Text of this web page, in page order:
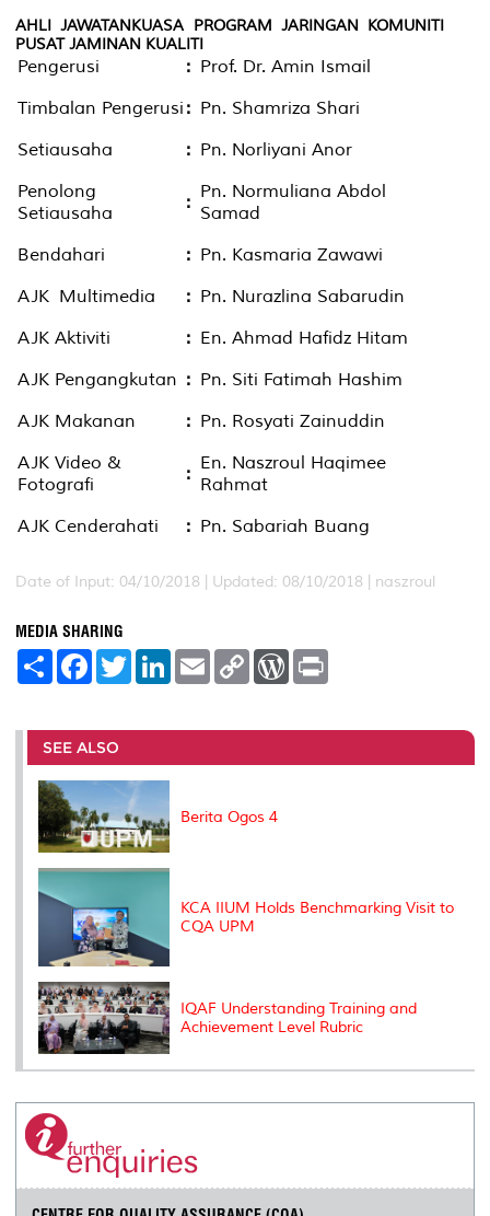
AHLI JAWATANKUASA PROGRAM JARINGAN KOMUNITI
PUSAT JAMINAN KUALITI
Pengerusi : Prof. Dr. Amin Ismail
Timbalan Pengerusi : Pn. Shamriza Shari
Setiausaha
: Pn. Norliyani Anor
Penolong
Setiausaha
: Pn. Normuliana Abdol
Samad
Bendahari
: Pn. Kasmaria Zawawi
AJK Multimedia
: Pn. Nurazlina Sabarudin
AJK Aktiviti
: En. Ahmad Hafidz Hitam
AJK Pengangkutan : Pn. Siti Fatimah Hashim
AJK Makanan
: Pn. Rosyati Zainuddin
AJK Video &
Fotografi
: En. Naszroul Haqimee
Rahmat
AJK Cenderahati
: Pn. Sabariah Buang
Date of Input: 04/10/2018 | Updated: 08/10/2018 | naszroul
MEDIA SHARING
S
e
F
a
b
o
o
k
T
w
t
r
L
e
I
E
m
l
C
L
n
W
P
e
t
SEE ALSO
Berita Ogos 4
KCA IIUM Holds Benchmarking Visit to
CQA UPM
IQAF Understanding Training and
Achievement Level Rubric